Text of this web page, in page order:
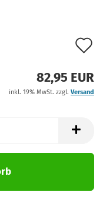
82,95 EUR
inkl. 19% MwSt. zzgl. Versand